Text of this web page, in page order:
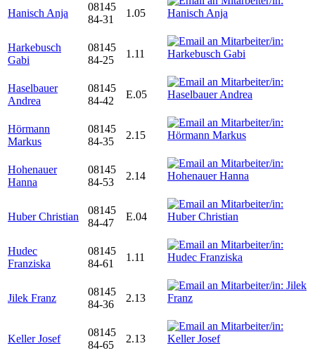
Hanisch Anja
08145
84-31
1.05
Harkebusch
Gabi
08145
84-25
1.11
Haselbauer
Andrea
08145
84-42
E.05
Hörmann
Markus
08145
84-35
2.15
Hohenauer
Hanna
08145
84-53
2.14
Huber Christian
08145
84-47
E.04
Hudec
Franziska
08145
84-61
1.11
Jilek Franz
08145
84-36
2.13
Keller Josef
08145
84-65
2.13